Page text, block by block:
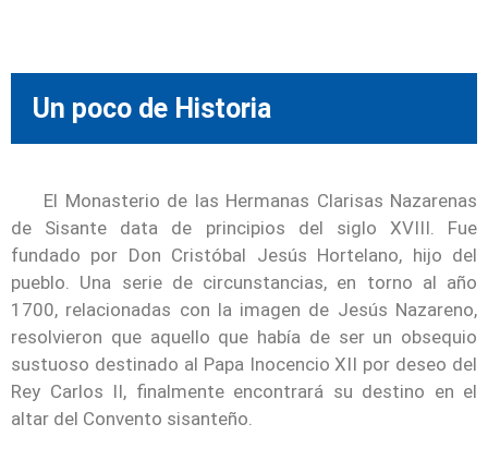
Un poco de Historia
El Monasterio de las Hermanas Clarisas Nazarenas
de Sisante data de principios del siglo XVIII. Fue
fundado por Don Cristóbal Jesús Hortelano, hijo del
pueblo. Una serie de circunstancias, en torno al año
1700, relacionadas con la imagen de Jesús Nazareno,
resolvieron que aquello que había de ser un obsequio
sustuoso destinado al Papa Inocencio XII por deseo del
Rey Carlos II, finalmente encontrará su destino en el
altar del Convento sisanteño.